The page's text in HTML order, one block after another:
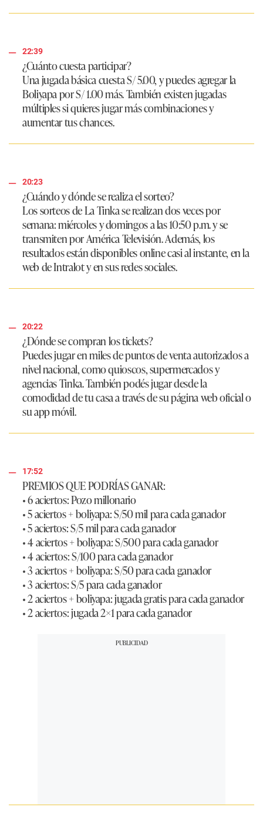
22:39
¿Cuánto cuesta participar?
Una jugada básica cuesta S/ 5.00, y puedes agregar la
Boliyapa por S/ 1.00 más. También existen jugadas
múltiples si quieres jugar más combinaciones y
aumentar tus chances.
20:23
¿Cuándo y dónde se realiza el sorteo?
Los sorteos de La Tinka se realizan dos veces por
semana: miércoles y domingos a las 10:50 p.m. y se
transmiten por América Televisión. Además, los
resultados están disponibles online casi al instante, en la
web de Intralot y en sus redes sociales.
20:22
¿Dónde se compran los tickets?
Puedes jugar en miles de puntos de venta autorizados a
nivel nacional, como quioscos, supermercados y
agencias Tinka. También podés jugar desde la
comodidad de tu casa a través de su página web oficial o
su app móvil.
17:52
PREMIOS QUE PODRÍAS GANAR:
• 6 aciertos: Pozo millonario
• 5 aciertos + boliyapa: S/50 mil para cada ganador
• 5 aciertos: S/5 mil para cada ganador
• 4 aciertos + boliyapa: S/500 para cada ganador
• 4 aciertos: S/100 para cada ganador
• 3 aciertos + boliyapa: S/50 para cada ganador
• 3 aciertos: S/5 para cada ganador
• 2 aciertos + boliyapa: jugada gratis para cada ganador
• 2 aciertos: jugada 2×1 para cada ganador